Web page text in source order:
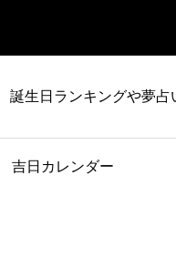
誕生日ランキングや夢
吉日カレンダー